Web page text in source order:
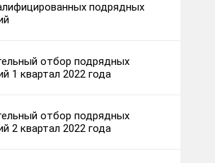
подрядных
отбор подрядных
1 квартал 2022 года
отбор подрядных
2 квартал 2022 года